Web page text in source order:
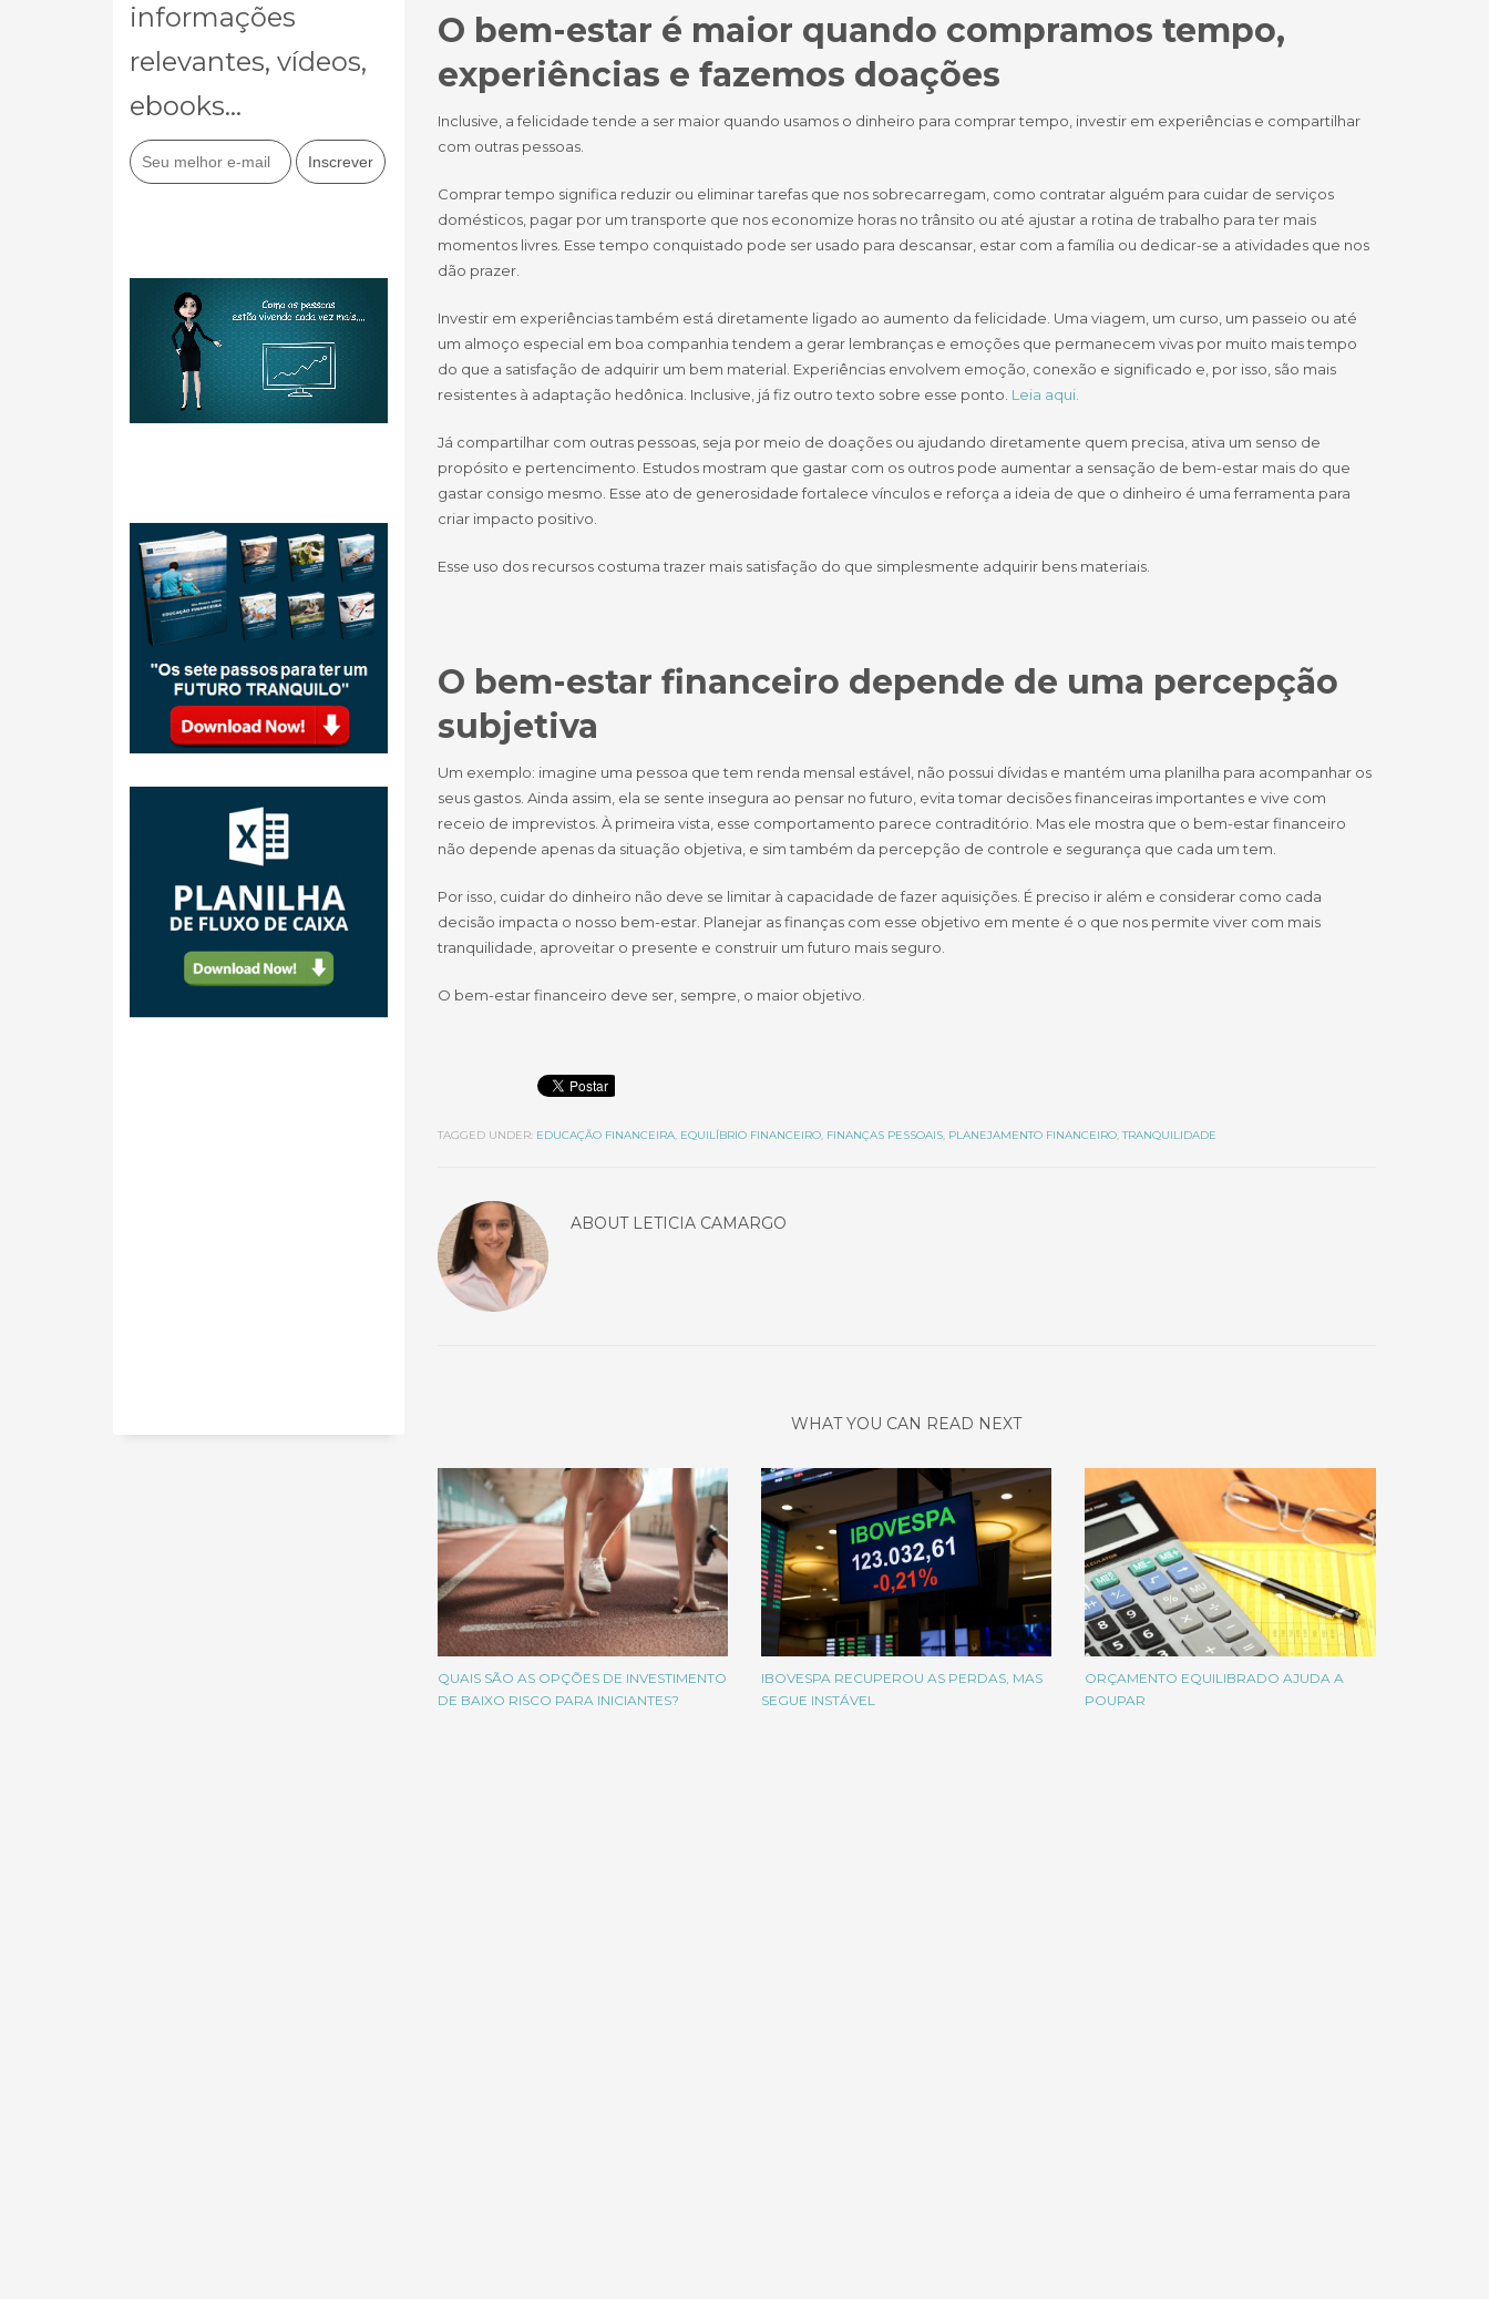
O bem-estar é maior quando compramos tempo,
experiências e fazemos doações
Inclusive, a felicidade tende a ser maior quando usamos o dinheiro para comprar tempo, investir em experiências e compartilhar
com outras pessoas.
Comprar tempo significa reduzir ou eliminar tarefas que nos sobrecarregam, como contratar alguém para cuidar de serviços
domésticos, pagar por um transporte que nos economize horas no trânsito ou até ajustar a rotina de trabalho para ter mais
momentos livres. Esse tempo conquistado pode ser usado para descansar, estar com a família ou dedicar-se a atividades que nos
dão prazer.
Investir em experiências também está diretamente ligado ao aumento da felicidade. Uma viagem, um curso, um passeio ou até
um almoço especial em boa companhia tendem a gerar lembranças e emoções que permanecem vivas por muito mais tempo
do que a satisfação de adquirir um bem material. Experiências envolvem emoção, conexão e significado e, por isso, são mais
resistentes à adaptação hedônica. Inclusive, já fiz outro texto sobre esse ponto. Leia aqui.
Já compartilhar com outras pessoas, seja por meio de doações ou ajudando diretamente quem precisa, ativa um senso de
propósito e pertencimento. Estudos mostram que gastar com os outros pode aumentar a sensação de bem-estar mais do que
gastar consigo mesmo. Esse ato de generosidade fortalece vínculos e reforça a ideia de que o dinheiro é uma ferramenta para
criar impacto positivo.
Esse uso dos recursos costuma trazer mais satisfação do que simplesmente adquirir bens materiais.
O bem-estar financeiro depende de uma percepção
subjetiva
Um exemplo: imagine uma pessoa que tem renda mensal estável, não possui dívidas e mantém uma planilha para acompanhar os
seus gastos. Ainda assim, ela se sente insegura ao pensar no futuro, evita tomar decisões financeiras importantes e vive com
receio de imprevistos. À primeira vista, esse comportamento parece contraditório. Mas ele mostra que o bem-estar financeiro
não depende apenas da situação objetiva, e sim também da percepção de controle e segurança que cada um tem.
Por isso, cuidar do dinheiro não deve se limitar à capacidade de fazer aquisições. É preciso ir além e considerar como cada
decisão impacta o nosso bem-estar. Planejar as finanças com esse objetivo em mente é o que nos permite viver com mais
tranquilidade, aproveitar o presente e construir um futuro mais seguro.
O bem-estar financeiro deve ser, sempre, o maior objetivo.
TAGGED UNDER: EDUCAÇÃO FINANCEIRA, EQUILÍBRIO FINANCEIRO, FINANÇAS PESSOAIS, PLANEJAMENTO FINANCEIRO,TRANQUILIDADE
ABOUT LETICIA CAMARGO
WHAT YOU CAN READ NEXT
QUAIS SÃO AS OPÇÕES DE INVESTIMENTO
DE BAIXO RISCO PARA INICIANTES?
IBOVESPA RECUPEROU AS PERDAS, MAS
SEGUE INSTÁVEL
ORÇAMENTO EQUILIBRADO AJUDA A
POUPAR
informações
relevantes, vídeos,
ebooks...